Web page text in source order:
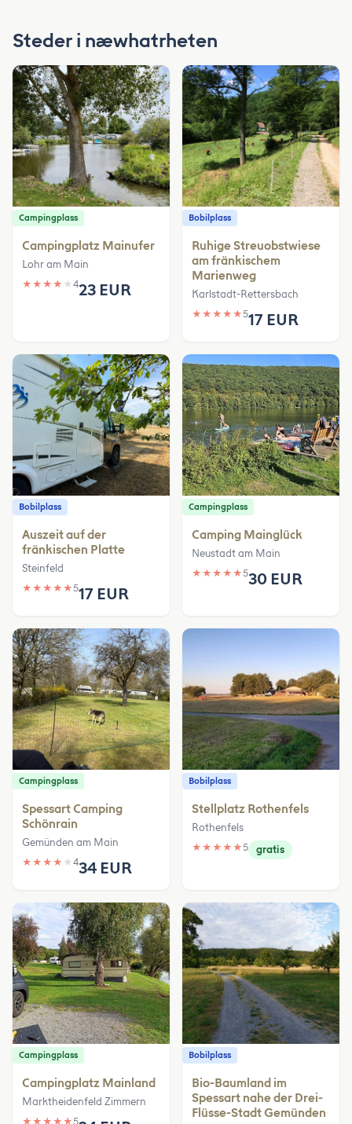
Steder i næwhatrheten
Campingplass
Campingplatz Mainufer
Lohr am Main
★ ★ ★ ★ ★ 423 EUR
Bobilplass
Ruhige Streuobstwiese
am fränkischem
Marienweg
Karlstadt-Rettersbach
★ ★ ★ ★ ★517 EUR
Bobilplass
Auszeit auf der
fränkischen Platte
Steinfeld
★ ★ ★ ★ ★517 EUR
Campingplass
Camping Mainglück
Neustadt am Main
★ ★ ★ ★ ★530 EUR
Campingplass
Spessart Camping
Schönrain
Gemünden am Main
★ ★ ★ ★ ★ 434 EUR
Bobilplass
Stellplatz Rothenfels
Rothenfels
★ ★ ★ ★ ★5 gratis
Campingplass
Campingplatz Mainland
Marktheidenfeld Zimmern
★ ★ ★ ★ ★5
Bobilplass
Bio-Baumland im
Spessart nahe der Drei-
Flüsse-Stadt Gemünden